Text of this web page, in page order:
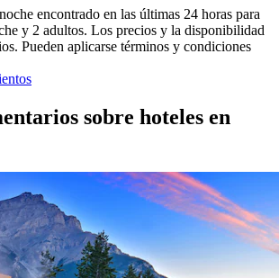
encontrado en las últimas 24 horas para
y 2 adultos. Los precios y la disponibilidad
Pueden aplicarse términos y condiciones
sobre hoteles en